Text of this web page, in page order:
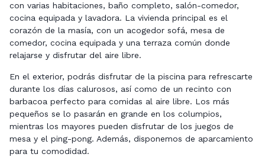
con varias habitaciones, baño completo, salón-comedor,
cocina equipada y lavadora. La vivienda principal es el
corazón de la masía, con un acogedor sofá, mesa de
comedor, cocina equipada y una terraza común donde
relajarse y disfrutar del aire libre.
En el exterior, podrás disfrutar de la piscina para refrescarte
durante los días calurosos, así como de un recinto con
barbacoa perfecto para comidas al aire libre. Los más
pequeños se lo pasarán en grande en los columpios,
mientras los mayores pueden disfrutar de los juegos de
mesa y el ping-pong. Además, disponemos de aparcamiento
para tu comodidad.